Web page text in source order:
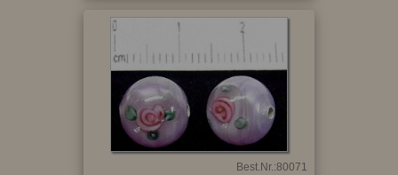
Best.Nr.:80071